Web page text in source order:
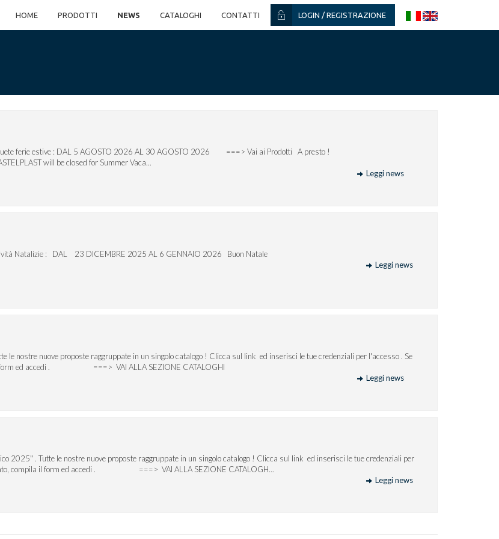
HOME PRODOTTI NEWS CATALOGHI CONTATTI LOGIN / REGISTRAZIONE
consuete ferie estive : DAL 5 AGOSTO 2026 AL 30 AGOSTO 2026 ===> Vai ai Prodotti A presto !
closed for Summer Vaca...
Leggi news
Natalizie : DAL 23 DICEMBRE 2025 AL 6 GENNAIO 2026 Buon Natale
Leggi news
le nostre nuove proposte raggruppate in un singolo catalogo ! Clicca sul link ed inserisci le tue credenziali per l'accesso . Se
il form ed accedi . ===> VAI ALLA SEZIONE CATALOGHI
Leggi news
2025" . Tutte le nostre nuove proposte raggruppate in un singolo catalogo ! Clicca sul link ed inserisci le tue credenziali per
compila il form ed accedi . ===> VAI ALLA SEZIONE CATALOGH...
Leggi news